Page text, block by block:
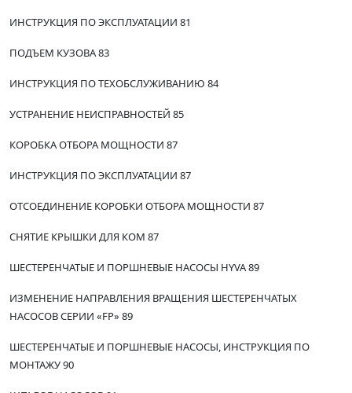
ИНСТРУКЦИЯ ПО ЭКСПЛУАТАЦИИ 81
ПОДЪЕМ КУЗОВА 83
ИНСТРУКЦИЯ ПО ТЕХОБСЛУЖИВАНИЮ 84
УСТРАНЕНИЕ НЕИСПРАВНОСТЕЙ 85
КОРОБКА ОТБОРА МОЩНОСТИ 87
ИНСТРУКЦИЯ ПО ЭКСПЛУАТАЦИИ 87
ОТСОЕДИНЕНИЕ КОРОБКИ ОТБОРА МОЩНОСТИ 87
СНЯТИЕ КРЫШКИ ДЛЯ КОМ 87
ШЕСТЕРЕНЧАТЫЕ И ПОРШНЕВЫЕ НАСОСЫ HYVA 89
ИЗМЕНЕНИЕ НАПРАВЛЕНИЯ ВРАЩЕНИЯ ШЕСТЕРЕНЧАТЫХ
НАСОСОВ СЕРИИ «FP» 89
ШЕСТЕРЕНЧАТЫЕ И ПОРШНЕВЫЕ НАСОСЫ, ИНСТРУКЦИЯ ПО
МОНТАЖУ 90